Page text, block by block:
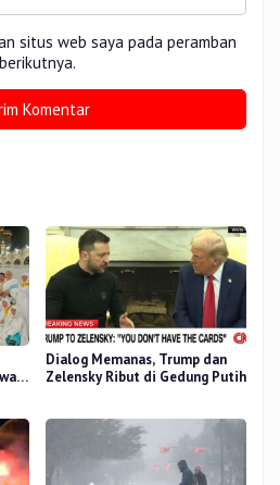
situs web saya pada peramban
Dialog Memanas, Trump dan
Zelensky Ribut di Gedung Putih